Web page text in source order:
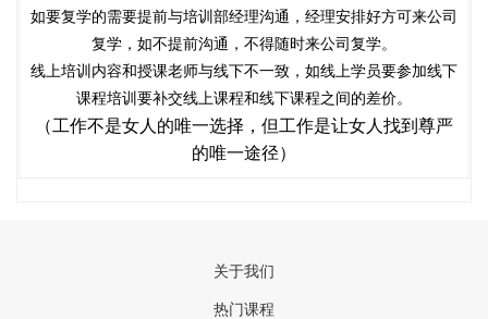
如要复学的需要提前与培训部经理沟通，经理安排好方可来公司
复学，如不提前沟通，不得随时来公司复学。
线上培训内容和授课老师与线下不一致，如线上学员要参加线下
课程培训要补交线上课程和线下课程之间的差价。
（工作不是女人的唯一选择，但工作是让女人找到尊严
的唯一途径）
关于我们
热门课程